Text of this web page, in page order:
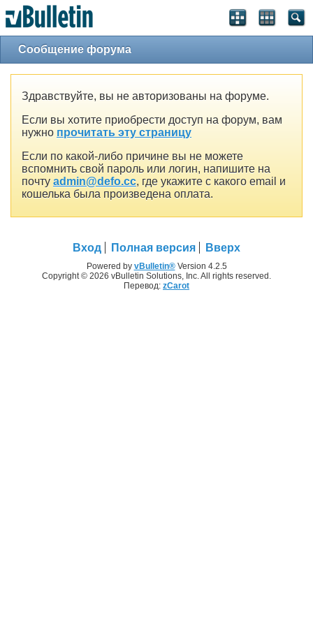
Сообщение форума
Здравствуйте, вы не авторизованы на форуме.
Если вы хотите приобрести доступ на форум, вам
нужно прочитать эту страницу
Если по какой-либо причине вы не можете
вспомнить свой пароль или логин, напишите на
почту admin@defo.cc, где укажите с какого email и
кошелька была произведена оплата.
Вход Полная версия Вверх
Powered by vBulletin®Version 4.2.5
Copyright © 2026 vBulletin Solutions, Inc. All rights reserved.
Перевод: zCarot